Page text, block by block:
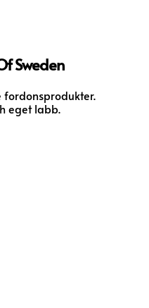
Sweden
fordonsprodukter.
eget labb.